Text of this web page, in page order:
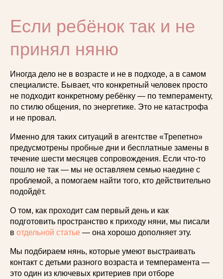
Если ребёнок так и не
принял няню
Иногда дело не в возрасте и не в подходе, а в самом
специалисте. Бывает, что конкретный человек просто
не подходит конкретному ребёнку — по темпераменту,
по стилю общения, по энергетике. Это не катастрофа
и не провал.
Именно для таких ситуаций в агентстве «Трепетно»
предусмотрены пробные дни и бесплатные замены в
течение шести месяцев сопровождения. Если что-то
пошло не так — мы не оставляем семью наедине с
проблемой, а помогаем найти того, кто действительно
подойдёт.
О том, как проходит сам первый день и как
подготовить пространство к приходу няни, мы писали
в отдельной статье — она хорошо дополняет эту.
Мы подбираем нянь, которые умеют выстраивать
контакт с детьми разного возраста и темперамента —
это один из ключевых критериев при отборе